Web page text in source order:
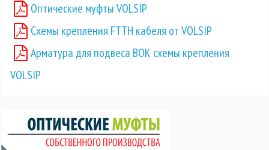
Оптические муфты VOLSIP
Схемы крепления FTTH кабеля от VOLSIP
Арматура для подвеса ВОК схемы крепления
VOLSIP